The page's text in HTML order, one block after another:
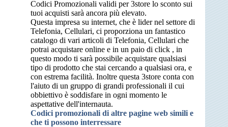
Codici Promozionali validi per 3store lo sconto sui
tuoi acquisti sarà ancora più elevato.
Questa impresa su internet, che è lider nel settore di
Telefonia, Cellulari, ci proporziona un fantastico
catalogo di vari articoli di Telefonia, Cellulari che
potrai acquistare online e in un paio di click , in
questo modo ti sarà possibile acquistare qualsiasi
tipo di prodotto che stai cercando a qualsiasi ora, e
con estrema facilità. Inoltre questa 3store conta con
l'aiuto di un gruppo di grandi professionali il cui
obbiettivo è soddisfare in ogni momento le
aspettative dell'internauta.
Codici promozionali di altre pagine web simili e
che ti possono interressare